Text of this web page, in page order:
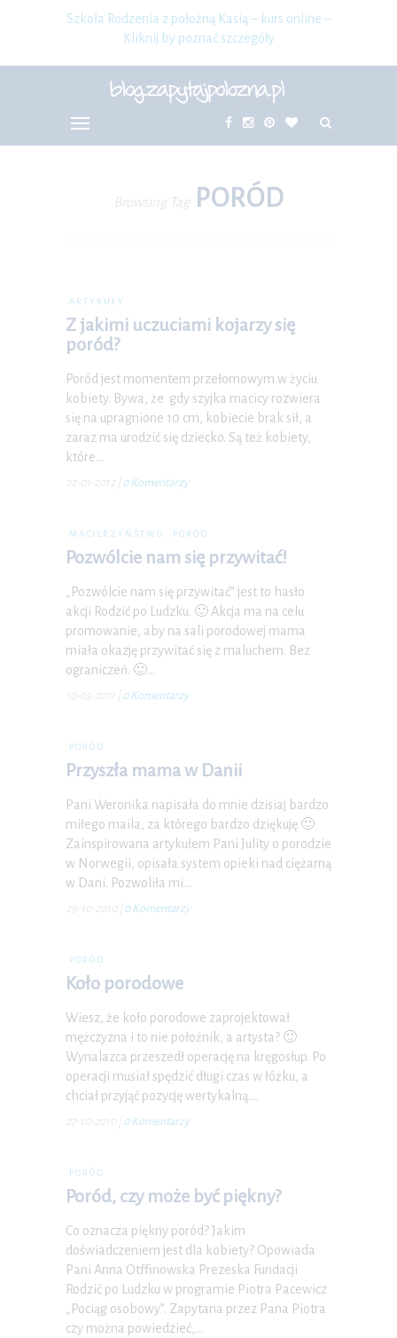
Szkoła Rodzenia z położną Kasią – kurs online –
Kliknij by poznać szczegóły
Browsing Tag PORÓD
ARTYKUŁY
Z jakimi uczuciami kojarzy się
poród?
Poród jest momentem przełomowym w życiu
kobiety. Bywa, że gdy szyjka macicy rozwiera
się na upragnione 10 cm, kobiecie brak sił, a
zaraz ma urodzić się dziecko. Są też kobiety,
które…
22-01-2012 0 Komentarzy
MACIERZYŃSTWO PORÓD
Pozwólcie nam się przywitać!
„Pozwólcie nam się przywitać” jest to hasło
akcji Rodzić po Ludzku. 🙂 Akcja ma na celu
promowanie, aby na sali porodowej mama
miała okazję przywitać się z maluchem. Bez
ograniczeń. 🙂…
10-05-2011 0 Komentarzy
PORÓD
Przyszła mama w Danii
Pani Weronika napisała do mnie dzisiaj bardzo
miłego maila, za którego bardzo dziękuję 🙂
Zainspirowana artykułem Pani Julity o porodzie
w Norwegii, opisała system opieki nad ciężarną
w Dani. Pozwoliła mi…
29-10-2010 0 Komentarzy
PORÓD
Koło porodowe
Wiesz, że koło porodowe zaprojektował
mężczyzna i to nie położnik, a artysta? 🙂
Wynalazca przeszedł operację na kręgosłup. Po
operacji musiał spędzić długi czas w łóżku, a
chciał przyjąć pozycję wertykalną.…
27-10-2010 0 Komentarzy
PORÓD
Poród, czy może być piękny?
Co oznacza piękny poród? Jakim
doświadczeniem jest dla kobiety? Opowiada
Pani Anna Otffinowska Prezeska Fundacji
Rodzić po Ludzku w programie Piotra Pacewicz
„Pociąg osobowy”. Zapytana przez Pana Piotra
czy można powiedzieć,…